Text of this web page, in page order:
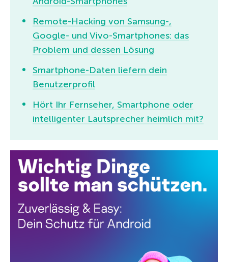
Remote-Hacking von Samsung-,
Google- und Vivo-Smartphones: das
Problem und dessen Lösung
Smartphone-Daten liefern dein
Benutzerprofil
Hört Ihr Fernseher, Smartphone oder
intelligenter Lautsprecher heimlich mit?